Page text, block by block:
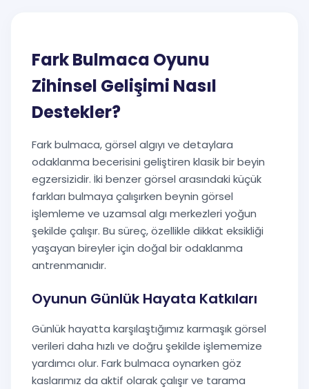
Fark Bulmaca Oyunu
Zihinsel Gelişimi Nasıl
Destekler?
Fark bulmaca, görsel algıyı ve detaylara
odaklanma becerisini geliştiren klasik bir beyin
egzersizidir. İki benzer görsel arasındaki küçük
farkları bulmaya çalışırken beynin görsel
işlemleme ve uzamsal algı merkezleri yoğun
şekilde çalışır. Bu süreç, özellikle dikkat eksikliği
yaşayan bireyler için doğal bir odaklanma
antrenmanıdır.
Oyunun Günlük Hayata Katkıları
Günlük hayatta karşılaştığımız karmaşık görsel
verileri daha hızlı ve doğru şekilde işlememize
yardımcı olur. Fark bulmaca oynarken göz
kaslarımız da aktif olarak çalışır ve tarama